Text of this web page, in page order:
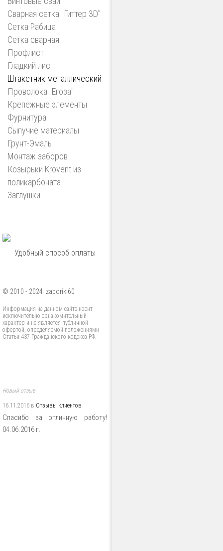
Сварная сетка "Гиттер 3D"
Сетка Рабица
Сетка сварная
Профлист
Гладкий лист
Штакетник металлический
Проволока "Егоза"
Крепежные элементы
Фурнитура
Сыпучие материалы
Грунт-Эмаль
Монтаж заборов
Козырьки Krovent из
поликарбоната
Заглушки
Удобный способ оплаты
© 2010 - 2024 zaboriki60
Информация на данном сайте носит
исключительно ознакомительный
характер и не является публичной
офертой, определяемой положениями
Статьи 437 Гражданского кодекса РФ.
Новый отзыв
16.11.2016 в Отзывы клиентов
Спасибо за отличную работу!
04.06.2016 г.